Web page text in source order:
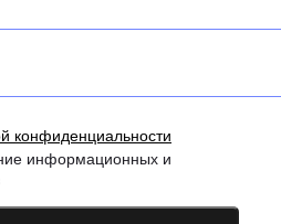
конфиденциальности
информационных и